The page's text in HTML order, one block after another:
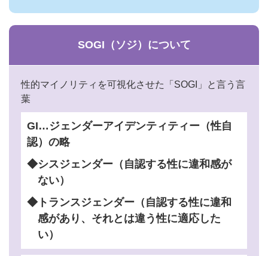
SOGI（ソジ）について
性的マイノリティを可視化させた「SOGI」と言う言
葉
GI…ジェンダーアイデンティティー（性自
認）の略
◆シスジェンダー（自認する性に違和感が
ない）
◆トランスジェンダー（自認する性に違和
感があり、それとは違う性に適応した
い）